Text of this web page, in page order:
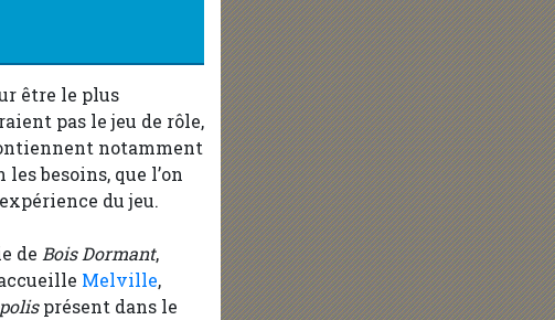
être le plus
pas le jeu de rôle,
notamment
besoins, que l’on
du jeu.
de Bois Dormant,
Melville,
présent dans le